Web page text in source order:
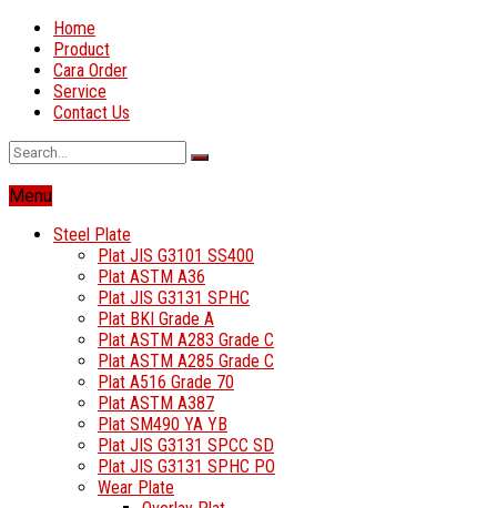
Home
Product
Cara Order
Service
Contact Us
Menu
Steel Plate
Plat JIS G3101 SS400
Plat ASTM A36
Plat JIS G3131 SPHC
Plat BKI Grade A
Plat ASTM A283 Grade C
Plat ASTM A285 Grade C
Plat A516 Grade 70
Plat ASTM A387
Plat SM490 YA YB
Plat JIS G3131 SPCC SD
Plat JIS G3131 SPHC PO
Wear Plate